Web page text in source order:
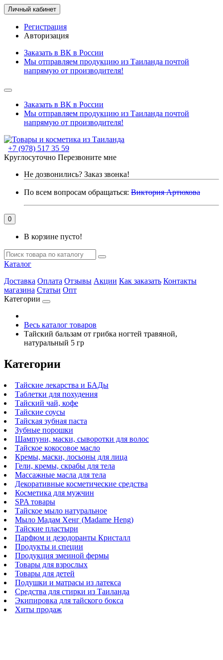
Личный кабинет
Регистрация
Авторизация
Заказать в ВК в России
Мы отправляем продукцию из Таиланда почтой
напрямую от производителя!
Заказать в ВК в России
Мы отправляем продукцию из Таиланда почтой
напрямую от производителя!
+7 (978) 517 35 59
Круглосуточно Перезвоните мне
Не дозвонились? Заказ звонка!
По всем вопросам обращаться: Виктория Артюхова
0
В корзине пусто!
Каталог
Доставка Оплата Отзывы Акции Как заказать Контакты
магазина Статьи Опт
Категории
Весь каталог товаров
Тайский бальзам от грибка ногтей травяной,
натуральный 5 гр
Категории
Тайские лекарства и БАДы
Таблетки для похудения
Тайский чай, кофе
Тайские соусы
Тайская зубная паста
Зубные порошки
Шампуни, маски, сыворотки для волос
Тайское кокосовое масло
Кремы, маски, лосьоны для лица
Гели, кремы, скрабы для тела
Массажные масла для тела
Декоративные косметические средства
Косметика для мужчин
SPA товары
Тайское мыло натуральное
Мыло Мадам Хенг (Madame Heng)
Тайские пластыри
Парфюм и дезодоранты Кристалл
Продукты и специи
Продукция змеиной фермы
Товары для взрослых
Товары для детей
Подушки и матрасы из латекса
Средства для стирки из Таиланда
Экипировка для тайского бокса
Хиты продаж